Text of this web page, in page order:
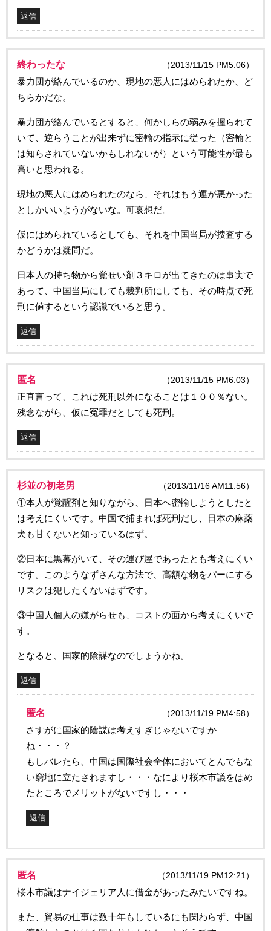
返信
終わったな （2013/11/15 PM5:06）
暴力団が絡んでいるのか、現地の悪人にはめられたか、ど
ちらかだな。
暴力団が絡んでいるとすると、何かしらの弱みを握られて
いて、逆らうことが出来ずに密輸の指示に従った（密輸と
は知らされていないかもしれないが）という可能性が最も
高いと思われる。
現地の悪人にはめられたのなら、それはもう運が悪かった
としかいいようがないな。可哀想だ。
仮にはめられているとしても、それを中国当局が捜査する
かどうかは疑問だ。
日本人の持ち物から覚せい剤３キロが出てきたのは事実で
あって、中国当局にしても裁判所にしても、その時点で死
刑に値するという認識でいると思う。
返信
匿名 （2013/11/15 PM6:03）
正直言って、これは死刑以外になることは１００％ない。
残念ながら、仮に冤罪だとしても死刑。
返信
杉並の初老男 （2013/11/16 AM11:56）
①本人が覚醒剤と知りながら、日本へ密輸しようとしたと
は考えにくいです。中国で捕まれば死刑だし、日本の麻薬
犬も甘くないと知っているはず。
②日本に黒幕がいて、その運び屋であったとも考えにくい
です。このようなずさんな方法で、高額な物をパーにする
リスクは犯したくないはずです。
③中国人個人の嫌がらせも、コストの面から考えにくいで
す。
となると、国家的陰謀なのでしょうかね。
返信
匿名 （2013/11/19 PM4:58）
さすがに国家的陰謀は考えすぎじゃないですか
ね・・・？
もしバレたら、中国は国際社会全体においてとんでもな
い窮地に立たされますし・・・なにより桜木市議をはめ
たところでメリットがないですし・・・
返信
匿名 （2013/11/19 PM12:21）
桜木市議はナイジェリア人に借金があったみたいですね。
また、貿易の仕事は数十年もしているにも関わらず、中国